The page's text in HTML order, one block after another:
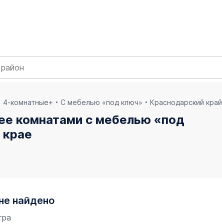
4-комнатные+ С мебелью «под ключ» Краснодарский край
комнатами с мебелью «под
найдено